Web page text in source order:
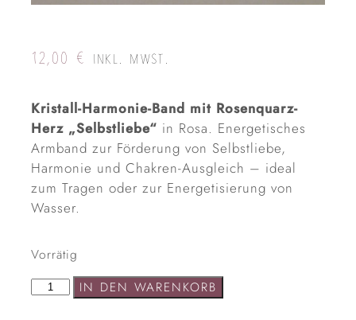
12,00 € INKL. MWST.
Kristall-Harmonie-Band mit Rosenquarz-
Herz „Selbstliebe“ in Rosa. Energetisches
Armband zur Förderung von Selbstliebe,
Harmonie und Chakren-Ausgleich – ideal
zum Tragen oder zur Energetisierung von
Wasser.
Vorrätig
IN DEN WARENKORB